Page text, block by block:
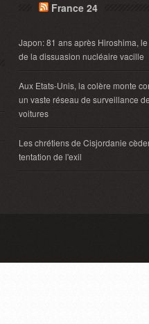
France 24
Japon: 81 ans après Hiroshima,
de la dissuasion nucléaire vacille
Aux Etats-Unis, la colère monte
un vaste réseau de surveillance
voitures
Les chrétiens de Cisjordanie
tentation de l'exil